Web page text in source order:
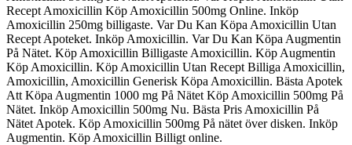
Recept Amoxicillin Köp Amoxicillin 500mg Online. Inköp
Amoxicillin 250mg billigaste. Var Du Kan Köpa Amoxicillin Utan
Recept Apoteket. Inköp Amoxicillin. Var Du Kan Köpa Augmentin
På Nätet. Köp Amoxicillin Billigaste Amoxicillin. Köp Augmentin
Köp Amoxicillin. Köp Amoxicillin Utan Recept Billiga Amoxicillin,
Amoxicillin, Amoxicillin Generisk Köpa Amoxicillin. Bästa Apotek
Att Köpa Augmentin 1000 mg På Nätet Köp Amoxicillin 500mg På
Nätet. Inköp Amoxicillin 500mg Nu. Bästa Pris Amoxicillin På
Nätet Apotek. Köp Amoxicillin 500mg På nätet över disken. Inköp
Augmentin. Köp Amoxicillin Billigt online.